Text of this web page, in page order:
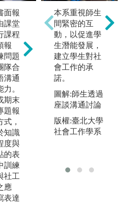
面報
課堂
課程
報
問題
隊合
溝通
。
期末
題報
式，
知識
度與
的表
訓練
社工
應
表達
業師(實務)講
座：社會工作
是一門重視實
務經驗的學
科，強調理論
與實務並重。
本學程長期深
耕花東地區社
福機構及原住
民部落與組
織，授課教師
配合課程主題
本系重視師生
間緊密的互
動，以促進學
生潛能發展，
建立學生對社
會工作的承
諾。
圖解:師生透過
座談溝通討論
版權:臺北大學
社會工作學系